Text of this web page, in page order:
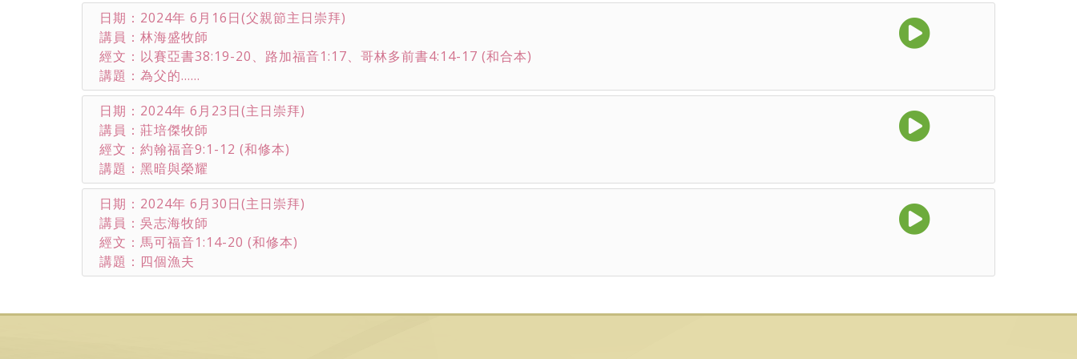
日期：2024年 6月16日(父親節主日崇拜)
講員：林海盛牧師
經文：以賽亞書38:19-20、路加福音1:17、哥林多前書4:14-17 (和合本)
講題：為父的……
日期：2024年 6月23日(主日崇拜)
講員：莊培傑牧師
經文：約翰福音9:1-12 (和修本)
講題：黑暗與榮耀
日期：2024年 6月30日(主日崇拜)
講員：吳志海牧師
經文：馬可福音1:14-20 (和修本)
講題：四個漁夫